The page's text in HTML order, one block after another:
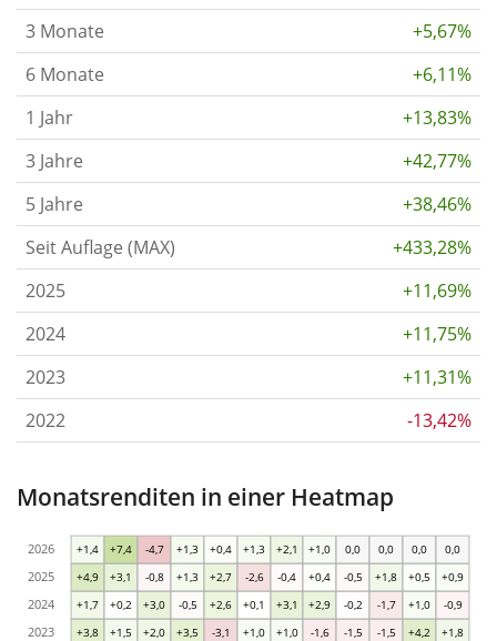
3 Monate
+5,67%
6 Monate
+6,11%
1 Jahr
+13,83%
3 Jahre
+42,77%
5 Jahre
+38,46%
Seit Auflage (MAX)
+433,28%
2025
+11,69%
2024
+11,75%
2023
+11,31%
2022
-13,42%
Monatsrenditen in einer Heatmap
+3,8 +1,5 +2,0 +3,5 -3,1 +1,0 +1,0 -1,6 -1,5 -1,5 +4,2 +1,8
+1,7 +0,2 +3,0 -0,5 +2,6 +0,1 +3,1 +2,9 -0,2 -1,7 +1,0 -0,9
+4,9 +3,1 -0,8 +1,3 +2,7 -2,6 -0,4 +0,4 -0,5 +1,8 +0,5 +0,9
+1,4 +7,4 -4,7 +1,3 +0,4 +1,3 +2,1 +1,0 0,0 0,0 0,0 0,0
2023
2024
2025
2026